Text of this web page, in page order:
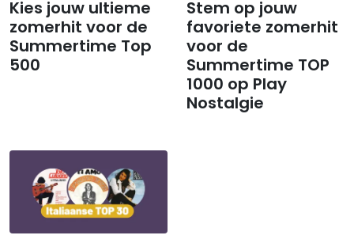
Kies jouw ultieme
zomerhit voor de
Summertime Top
500
Stem op jouw
favoriete zomerhit
voor de
Summertime TOP
1000 op Play
Nostalgie